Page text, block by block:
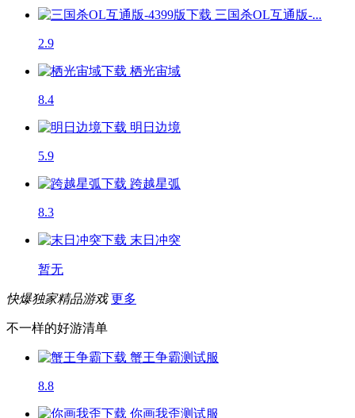
三国杀OL互通版-...
2.9
栖光宙域
8.4
明日边境
5.9
跨越星弧
8.3
末日冲突
暂无
快爆独家精品游戏 更多
不一样的好游清单
蟹王争霸测试服
8.8
你画我歪测试服